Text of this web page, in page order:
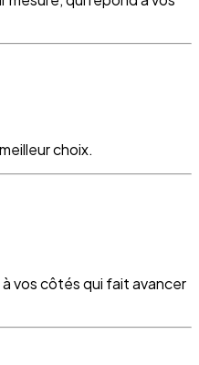
choix.
vos côtés qui fait avancer